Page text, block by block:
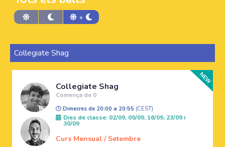
+
Collegiate Shag
Collegiate Shag
Comença de 0
Dimecres de 20:00 a 20:55 (CEST)
Dies de classe: 02/09, 09/09, 16/09, 23/09 i
30/09
Curs Mensual / Setembre